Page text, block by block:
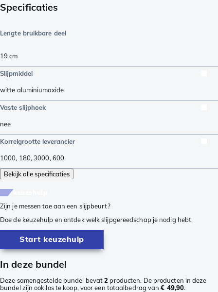
Specificaties
Lengte bruikbare deel
19 cm
Slijpmiddel
witte aluminiumoxide
Vaste slijphoek
nee
Korrelgrootte leverancier
1000, 180,3000, 600
Bekijk alle specificaties
Zijn je messen toe aan een slijpbeurt?
Doe de keuzehulp en ontdek welk slijpgereedschap je nodig hebt.
Start keuzehulp
In deze bundel
Deze samengestelde bundel bevat2 producten. De producten in deze
bundel zijn ook los te koop, voor een totaalbedrag van€ 49,90.